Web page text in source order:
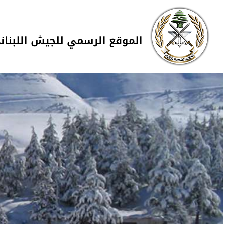
تجاوز إلى المحتوى الرئيسي
Skip to navigation